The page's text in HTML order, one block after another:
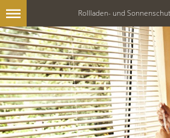
Rollladen- und